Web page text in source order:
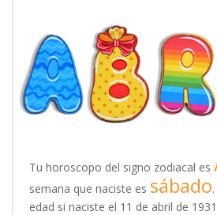
Tu horoscopo del signo zodiacal es
semana que naciste es sábado
edad si naciste el 11 de abril de